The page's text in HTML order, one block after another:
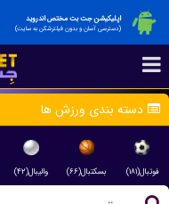
اپلیکیشن جت بت مختص اندروید
(دسترسی آسان و بدون فیلترشکن به سایت)
دسته بندی ورزش ها
فوتبال(۱۸۱) بسکتبال(۶۶) والیبال(۴۲)